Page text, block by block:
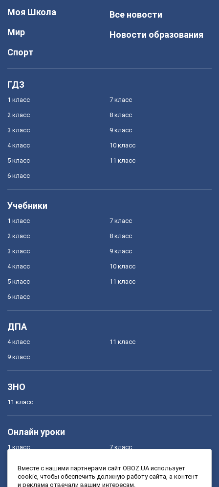
Моя Школа
Мир
Спорт
Все новости
Новости образования
ГДЗ
1 класс
2 класс
3 класс
4 класс
5 класс
6 класс
7 класс
8 класс
9 класс
10 класс
11 класс
Учебники
1 класс
2 класс
3 класс
4 класс
5 класс
6 класс
7 класс
8 класс
9 класс
10 класс
11 класс
ДПА
4 класс
9 класс
11 класс
ЗНО
11 класс
Онлайн уроки
1 класс
3 класс
7 класс
9 класс
Вместе с нашими партнерами сайт OBOZ.UA использует
cookie, чтобы обеспечить должную работу сайта, а контент
и реклама отвечали вашим интересам.